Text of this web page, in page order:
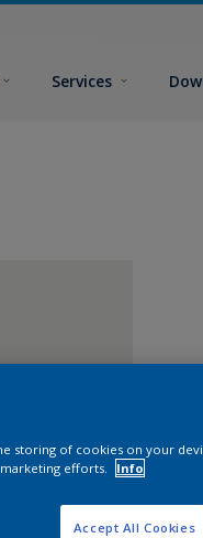
Services
storing of cookies on your
efforts.
Info
Accept All Cookies